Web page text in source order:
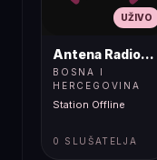
UŽIVO
Antena Radio,
BOSNA I
HERCEGOVINA
Station Offline
0 SLUŠATELJA